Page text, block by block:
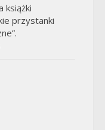
książki
przystanki